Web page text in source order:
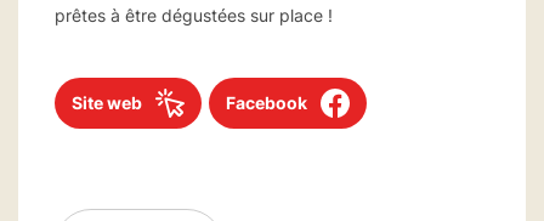
prêtes à être dégustées sur place !
Site web Facebook